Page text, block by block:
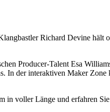
Richard Devine hält
Producer-Talent Esa
In der interaktiven Maker
in voller Länge und erfahren Sie